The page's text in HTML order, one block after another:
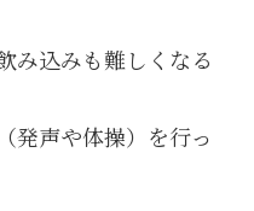
み込みも難しくなる
発声や体操）を行っ